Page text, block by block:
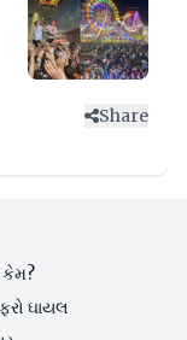
Share
કેમ?
ઘાયલ